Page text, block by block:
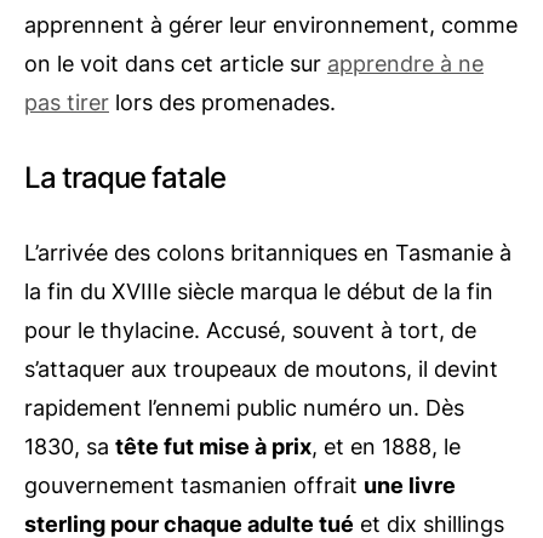
apprennent à gérer leur environnement, comme
on le voit dans cet article sur apprendre à ne
pas tirer lors des promenades.
La traque fatale
L’arrivée des colons britanniques en Tasmanie à
la fin du XVIIIe siècle marqua le début de la fin
pour le thylacine. Accusé, souvent à tort, de
s’attaquer aux troupeaux de moutons, il devint
rapidement l’ennemi public numéro un. Dès
1830, sa tête fut mise à prix, et en 1888, le
gouvernement tasmanien offrait une livre
sterling pour chaque adulte tué et dix shillings